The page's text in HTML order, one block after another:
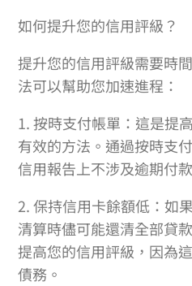
如何提升您的信用評級？
提升您的信用評級需要時
法可以幫助您加速進程：
1. 按時支付帳單：這是提
有效的方法。通過按時支
信用報告上不涉及逾期付
2. 保持信用卡餘額低：如
清算時儘可能還清全部貸
提高您的信用評級，因為
債務。